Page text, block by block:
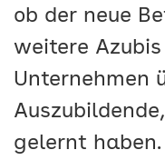
ob der neue
weitere
Unternehmen
gelernt haben.